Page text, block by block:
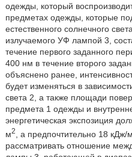
одежды, который
предметах одежды, которые
естественного солнечного
излучаемого УФ лампой 3,
течение первого заданного
400 нм в течение второго
объяснено ранее,
будет изменяться в
света 2, а также площади
предмета 1 одежды и
энергетическая экспозиция
м2 , а предпочтительно 18 кДж/м
рассматривать отношение